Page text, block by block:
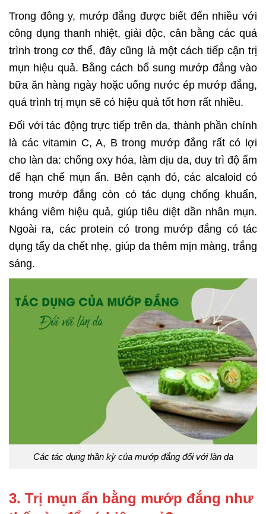
Trong đông y, mướp đắng được biết đến nhiều với
công dụng thanh nhiệt, giải độc, cân bằng các quá
trình trong cơ thể, đây cũng là một cách tiếp cận trị
mụn hiệu quả. Bằng cách bổ sung mướp đắng vào
bữa ăn hàng ngày hoặc uống nước ép mướp đắng,
quá trình trị mụn sẽ có hiệu quả tốt hơn rất nhiều.
Đối với tác động trực tiếp trên da, thành phần chính
là các vitamin C, A, B trong mướp đắng rất có lợi
cho làn da: chống oxy hóa, làm dịu da, duy trì độ ẩm
để hạn chế mụn ẩn. Bên cạnh đó, các alcaloid có
trong mướp đắng còn có tác dụng chống khuẩn,
kháng viêm hiệu quả, giúp tiêu diệt dần nhân mụn.
Ngoài ra, các protein có trong mướp đắng có tác
dụng tẩy da chết nhẹ, giúp da thêm mịn màng, trắng
sáng.
Các tác dụng thần kỳ của mướp đắng đối với làn da
3. Trị mụn ẩn bằng mướp đắng như